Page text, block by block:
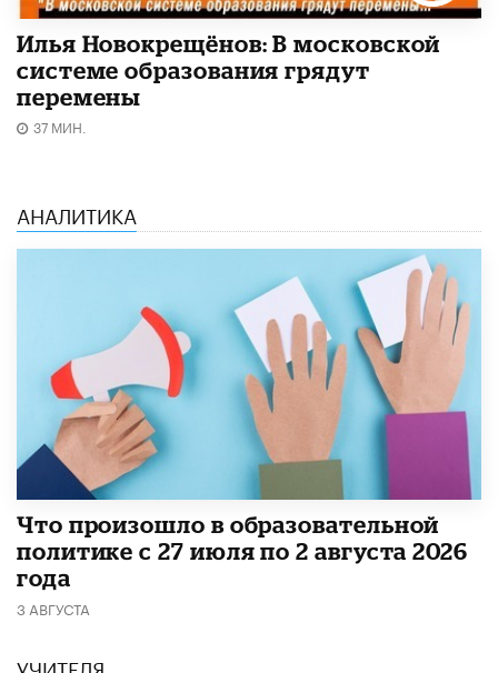
Илья Новокрещёнов: В московской
системе образования грядут
перемены
37 МИН.
АНАЛИТИКА
​Что произошло в образовательной
политике с 27 июля по 2 августа 2026
года
3 АВГУСТА
УЧИТЕЛЯ